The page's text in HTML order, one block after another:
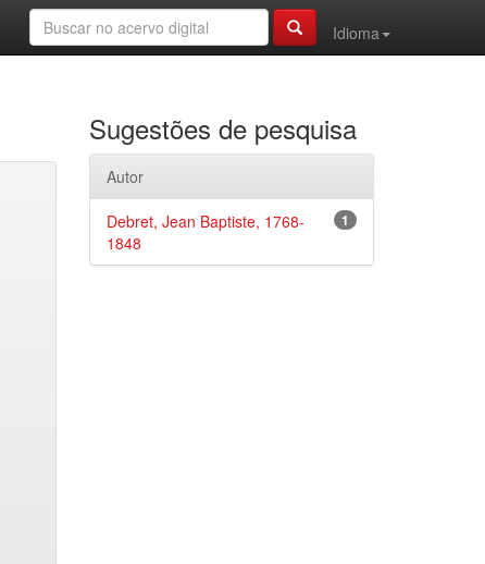
Idioma
Sugestões de pesquisa
Autor
1
Debret, Jean Baptiste, 1768-
1848